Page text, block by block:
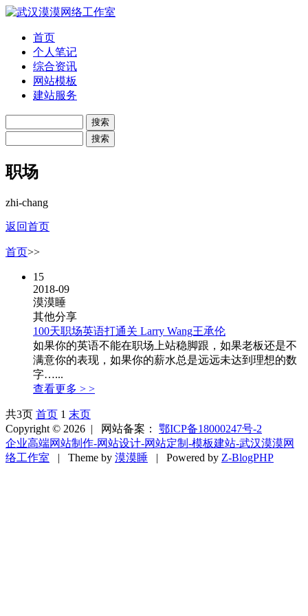
首页
个人笔记
综合资讯
网站模板
建站服务
职场
zhi-chang
返回首页
首页>>
15
2018-09
漠漠睡
其他分享
100天职场英语打通关 Larry Wang王承伦
如果你的英语不能在职场上站稳脚跟，如果老板还是不
满意你的表现，如果你的薪水总是远远未达到理想的数
字…...
查看更多 > >
共3页 首页 1 末页
Copyright © 2026 |
网站备案：
鄂ICP备18000247号-2
企业高端网站制作-网站设计-网站定制-模板建站-武汉漠漠网
络工作室
| Theme by 漠漠睡 | Powered by Z-BlogPHP